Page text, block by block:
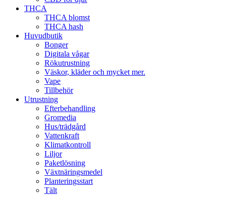
THCA
THCA blomst
THCA hash
Huvudbutik
Bonger
Digitala vågar
Rökutrustning
Väskor, kläder och mycket mer.
Vape
Tillbehör
Utrustning
Efterbehandling
Gromedia
Hus/trädgård
Vattenkraft
Klimatkontroll
Liljor
Paketlösning
Växtnäringsmedel
Planteringsstart
Tält